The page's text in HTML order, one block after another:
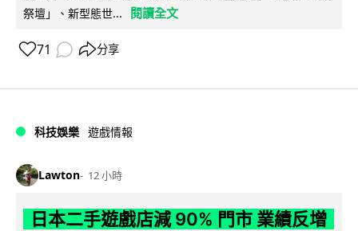
祭壇」、新型態世...
閱讀全文
71 分享
科技娛樂 遊戲情報
Lawton 12 小時
日本二手遊戲店減 90% 門市 業績反增